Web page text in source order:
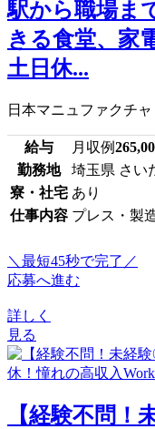
駅から職場ま
きる食堂、家
土日休...
日本マニュファクチ
給与 月収例
勤務地
埼玉県 さい
寮・社宅 あり
仕事内容 プレス・製
＼最短45秒で完了／
応募へ進む
詳しく
見る
【経験不問